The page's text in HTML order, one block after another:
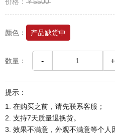
价格： ￥5500
颜色： 产品缺货中
数量： - +
提示：
1. 在购买之前，请先联系客服；
2. 支持7天质量退换货。
3. 效果不满意，外观不满意等个人